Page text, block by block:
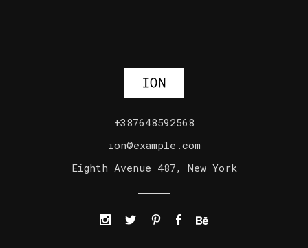
+387648592568
ion@example.com
Eighth Avenue 487, New York